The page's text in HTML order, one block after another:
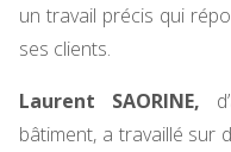
un travail précis qui
ses clients.
Laurent SAORINE,
bâtiment, a travaillé sur